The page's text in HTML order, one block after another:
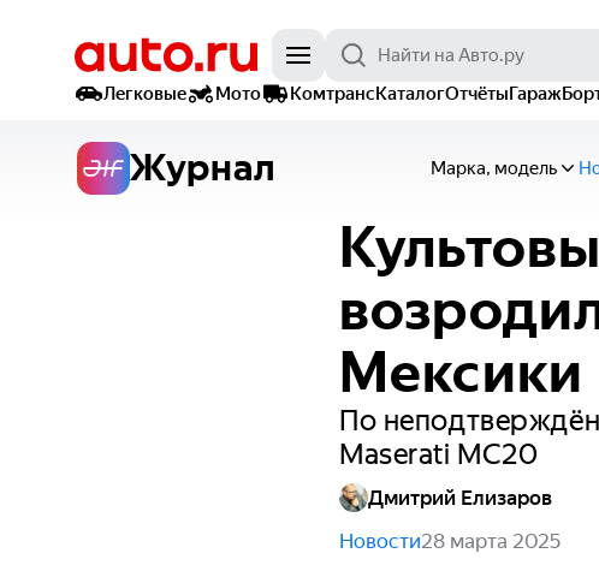
Легковые
Мото КомтрансКаталогОтчётыГараж
Журнал Марка, модель
Мексики
По
Maserati MC20
Дмитрий Елизаров
Новости28 марта 2025